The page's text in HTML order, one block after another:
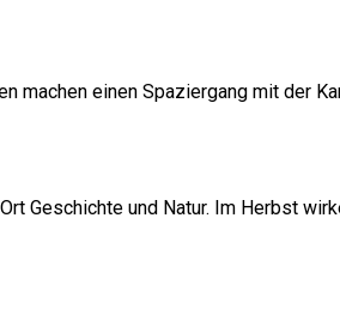
machen einen Spaziergang mit der
Geschichte und Natur. Im Herbst